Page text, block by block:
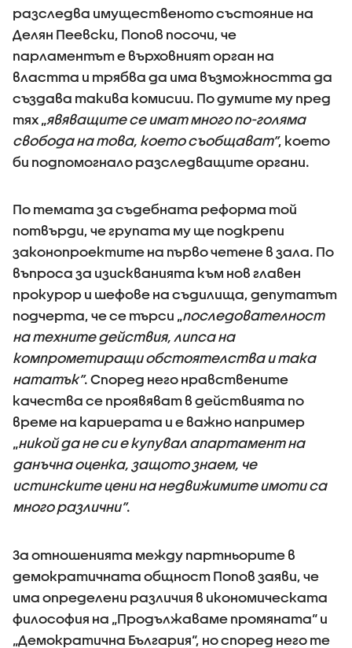
разследва имущественото състояние на
Делян Пеевски, Попов посочи, че
парламентът е върховният орган на
властта и трябва да има възможността да
създава такива комисии. По думите му пред
тях „явяващите се имат много по-голяма
свобода на това, което съобщават”, което
би подпомогнало разследващите органи.
По темата за съдебната реформа той
потвърди, че групата му ще подкрепи
законопроектите на първо четене в зала. По
въпроса за изискванията към нов главен
прокурор и шефове на съдилища, депутатът
подчерта, че се търси „последователност
на техните действия, липса на
компрометиращи обстоятелства и така
нататък”. Според него нравствените
качества се проявяват в действията по
време на кариерата и е важно например
„никой да не си е купувал апартамент на
данъчна оценка, защото знаем, че
истинските цени на недвижимите имоти са
много различни”.
За отношенията между партньорите в
демократичната общност Попов заяви, че
има определени различия в икономическата
философия на „Продължаваме промяната“ и
„Демократична България“, но според него те